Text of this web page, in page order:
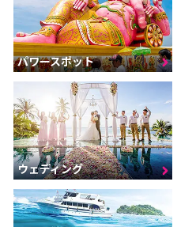
パワースポット
ウェディング